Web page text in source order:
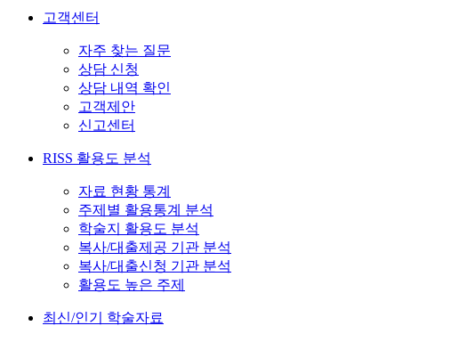
고객센터
자주 찾는 질문
상담 신청
상담 내역 확인
고객제안
신고센터
RISS 활용도 분석
자료 현황 통계
주제별 활용통계 분석
학술지 활용도 분석
복사/대출제공 기관 분석
복사/대출신청 기관 분석
활용도 높은 주제
최신/인기 학술자료